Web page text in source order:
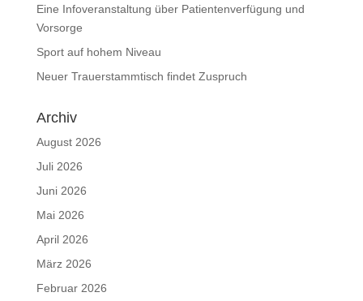
Eine Infoveranstaltung über Patientenverfügung und
Vorsorge
Sport auf hohem Niveau
Neuer Trauerstammtisch findet Zuspruch
Archiv
August 2026
Juli 2026
Juni 2026
Mai 2026
April 2026
März 2026
Februar 2026